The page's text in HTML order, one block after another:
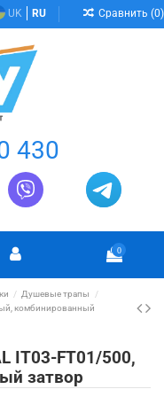
UK RU Сравнить (0)
430
0
Душевые трапы
комбинированный
IT03-FT01/500,
затвор